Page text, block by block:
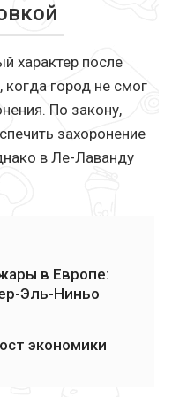
характер после
город не смог
По закону,
захоронение
в Ле-Лаванду
в Европе:
Эль-Ниньо
экономики